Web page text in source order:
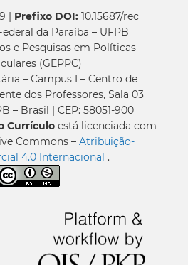
| Prefixo DOI:10.15687/rec
da Paraíba – UFPB
e Pesquisas em Políticas
(GEPPC)
– Campus I – Centro de
dos Professores, Sala 03
– Brasil | CEP: 58051-900
Currículo está licenciada com
Commons – Atribuição-
4.0 Internacional .